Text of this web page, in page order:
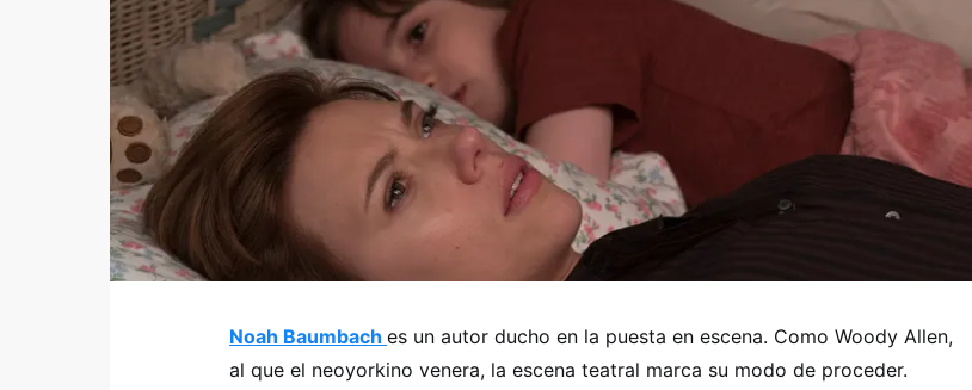
Noah Baumbach es un autor ducho en la puesta en escena. Como Woody Allen,
al que el neoyorkino venera, la escena teatral marca su modo de proceder.